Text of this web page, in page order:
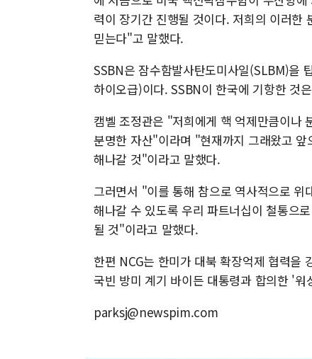
력이 장기간 진행될 것이다. 저희의 이러한
믿는다"고 말했다.
SSBN은 잠수함발사탄도미사일(SLBM)을
하이오급)이다. SSBN이 한국에 기항한 것
캠벨 조정관은 "저희에게 핵 억제만큼이나
분명한 자산"이라며 "현재까지 그래왔고
해나갈 것"이라고 말했다.
그러면서 "이를 통해 참으로 역사적으로
해나갈 수 있도록 우리 파트너십이 철통으
될 것"이라고 말했다.
한편 NCG는 한미가 대북 확장억제 협력을
국빈 방미 계기 바이든 대통령과 합의한 '
parksj@newspim.com